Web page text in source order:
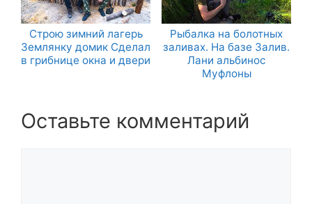
Строю зимний лагерь
Землянку домик Сделал
в грибнице окна и двери
Рыбалка на болотных
заливах. На базе Залив.
Лани альбинос
Муфлоны
Оставьте комментарий